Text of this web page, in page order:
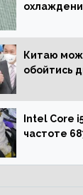
ГГц
Китаю
обойтись
Intel Core
частоте